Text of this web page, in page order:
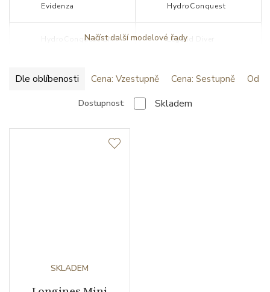
Evidenza HydroConquest
HydroConquest GMT Legend Diver
Načíst další modelové řady
Dle oblíbenosti Cena: Vzestupně Cena: Sestupně Od
Dostupnost: Skladem
SKLADEM